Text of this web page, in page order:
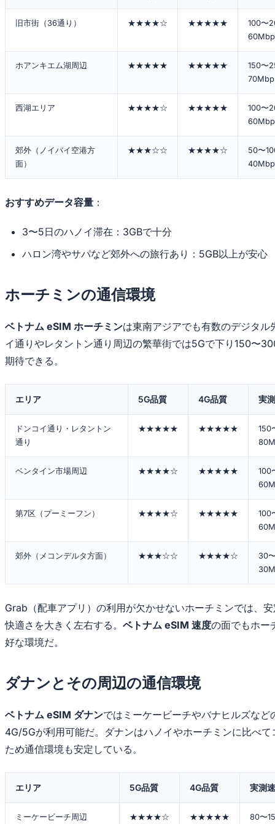
旧市街（36通り） ★★★★☆ ★★★★★
100〜
ホアンキエム湖周辺 ★★★★★ ★★★★★
150〜
西湖エリア ★★★★☆ ★★★★★
100〜
郊外（ノイバイ空港方
面）
★★★☆☆ ★★★★☆
50〜
おすすめデータ容量 ：
3〜5日のハノイ滞在：3GBで十分
ハロン湾やサパなど郊外への旅行あり：5GB以上が安心
ホーチミンの通信環境
ベトナム eSIM ホーチミンは東南アジアでも有数のデジタル
イ通りやレタントン通り周辺の繁華街では5Gで下り150〜
期待できる。
エリア 5G品質 4G品質 実
ドンコイ通り・レタントン
通り
★★★★★ ★★★★★
150
ベンタイン市場周辺 ★★★★☆ ★★★★★
100
第7区（プーミーフン） ★★★★☆ ★★★★★
100
郊外（メコンデルタ方面） ★★★☆☆ ★★★★☆
30
Grab（配車アプリ）の利用が欠かせないホーチミンでは、
快適さを大きく左右する。 ベトナム eSIM 速度の面でもホー
好な環境だ。
ダナンとその周辺の通信環境
ベトナム eSIM ダナンではミーケービーチやバナヒルズなど
4G/5Gが利用可能だ。ダナンはハノイやホーチミンに比べ
ため通信環境も安定している。
エリア 5G品質 4G品質 実測
ミーケービーチ周辺 ★★★★☆ ★★★★★ 80〜